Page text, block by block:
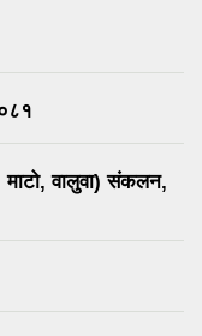
माटो, वालुवा) संकलन,